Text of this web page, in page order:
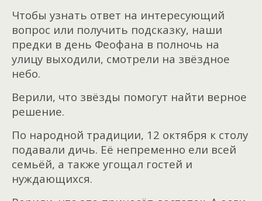
Чтобы узнать ответ на интересующий
вопрос или получить подсказку, наши
предки в день Феофана в полночь на
улицу выходили, смотрели на звёздное
небо.
Верили, что звёзды помогут найти верное
решение.
По народной традиции, 12 октября к столу
подавали дичь. Её непременно ели всей
семьёй, а также угощал гостей и
нуждающихся.